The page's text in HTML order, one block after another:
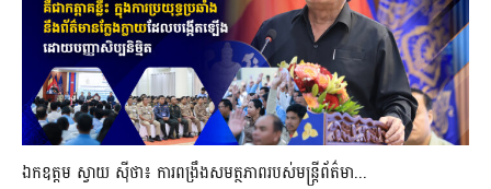
ឯកឧត្តម ស្វាយ ស៊ីថា៖ ការពង្រឹងសមត្ថភាពរបស់មន្ត្រីព័ត៌មា...